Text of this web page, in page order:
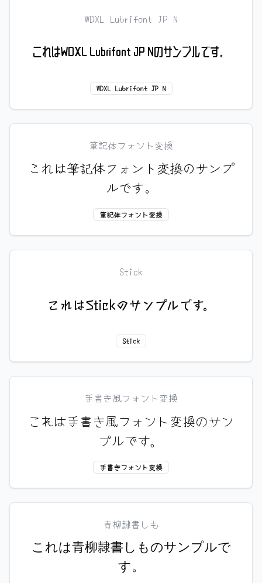
WDXL Lubrifont JP N
これはWDXL Lubrifont JP Nのサンプルです。
WDXL Lubrifont JP N
筆記体フォント変換
これは筆記体フォント変換のサンプ
ルです。
筆記体フォント変換
Stick
これはStickのサンプルです。
Stick
手書き風フォント変換
これは手書き風フォント変換のサン
プルです。
手書きフォント変換
青柳隷書しも
これは青柳隷書しものサンプルで
す。